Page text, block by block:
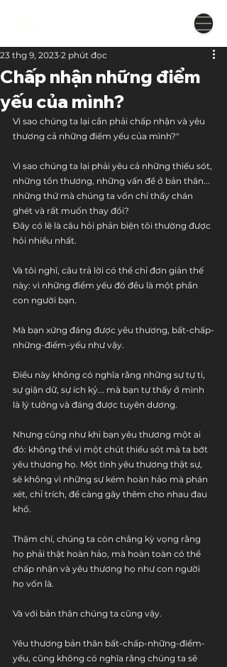
Chấp nhận những điểm
yếu của mình?
23 thg 9, 2023 2 phút đọc
Vì sao chúng ta lại cần phải chấp nhận và yêu
thương cả những điểm yếu của mình?"
Vì sao chúng ta lại phải yêu cả những thiếu sót,
những tổn thương, những vấn đề ở bản thân...
những thứ mà chúng ta vốn chỉ thấy chán
ghét và rất muốn thay đổi?
Đây có lẽ là câu hỏi phản biện tôi thường được
hỏi nhiều nhất.
Và tôi nghĩ, câu trả lời có thể chỉ đơn giản thế
này: vì những điểm yếu đó đều là một phần
con người bạn.
Mà bạn xứng đáng được yêu thương, bất-chấp-
những-điểm-yếu như vậy.
Điều này không có nghĩa rằng những sự tự ti,
sự giận dữ, sự ích kỷ... mà bạn tự thấy ở mình
là lý tưởng và đáng được tuyên dương.
Nhưng cũng như khi bạn yêu thương một ai
đó: không thể vì một chút thiếu sót mà ta bớt
yêu thương họ. Một tình yêu thương thật sự,
sẽ không vì những sự kém hoàn hảo mà phán
xét, chỉ trích, để càng gây thêm cho nhau đau
khổ.
Thậm chí, chúng ta còn chẳng kỳ vọng rằng
họ phải thật hoàn hảo, mà hoàn toàn có thể
chấp nhận và yêu thương họ như con người
họ vốn là.
Và với bản thân chúng ta cũng vậy.
Yêu thương bản thân bất-chấp-những-điểm-
yếu, cũng không có nghĩa rằng chúng ta sẽ